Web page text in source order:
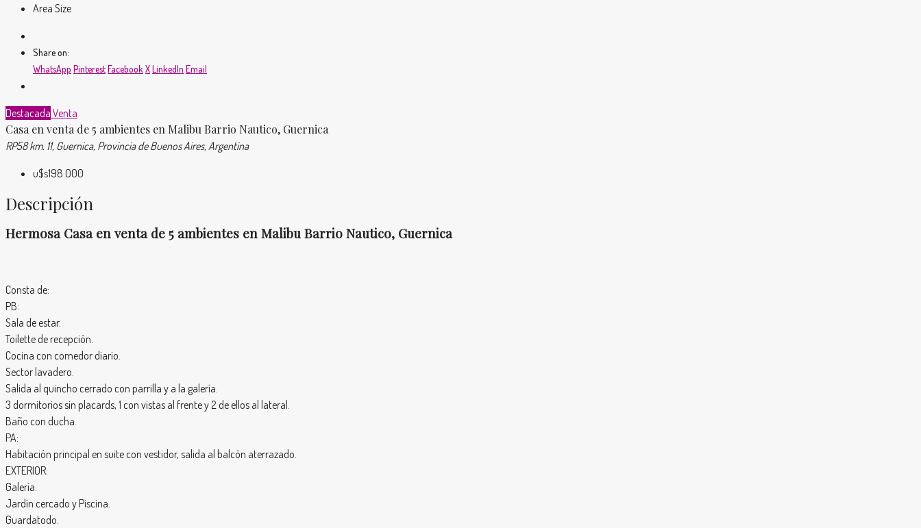
Area Size
Share on:
WhatsApp PinterestFacebook XLinkedIn Email
Destacada Venta
Casa en venta de 5 ambientes en Malibu Barrio Nautico, Guernica
RP58 km. 11, Guernica, Provincia de Buenos Aires, Argentina
u$s198.000
Descripción
Hermosa Casa en venta de 5 ambientes en Malibu Barrio Nautico, Guernica
Consta de:
PB:
Sala de estar.
Toilette de recepción.
Cocina con comedor diario.
Sector lavadero.
Salida al quincho cerrado con parrilla y a la galería.
3 dormitorios sin placards, 1 con vistas al frente y 2 de ellos al lateral.
Baño con ducha.
PA:
Habitación principal en suite con vestidor, salida al balcón aterrazado.
EXTERIOR:
Galería.
Jardín cercado y Piscina.
Guardatodo.